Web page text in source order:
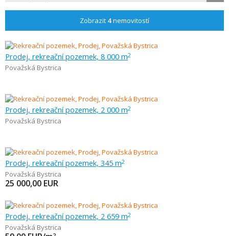
Zobrazit 4nemovitostí
Prodej, rekreační pozemek, 8 000 m2
Považská Bystrica
Prodej, rekreační pozemek, 2 000 m2
Považská Bystrica
Prodej, rekreační pozemek, 345 m2
Považská Bystrica
25 000,00 EUR
Prodej, rekreační pozemek, 2 659 m2
Považská Bystrica